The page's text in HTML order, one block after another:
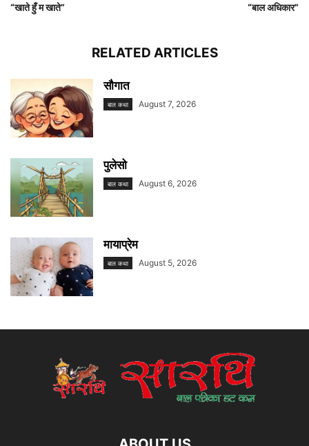
“खाते हुँ म खाते” “बाल अधिकार”
RELATED ARTICLES
सौगात
बाल कथा August 7, 2026
पुलेसो
बाल कथा August 6, 2026
मायाप्रेम
बाल कथा August 5, 2026